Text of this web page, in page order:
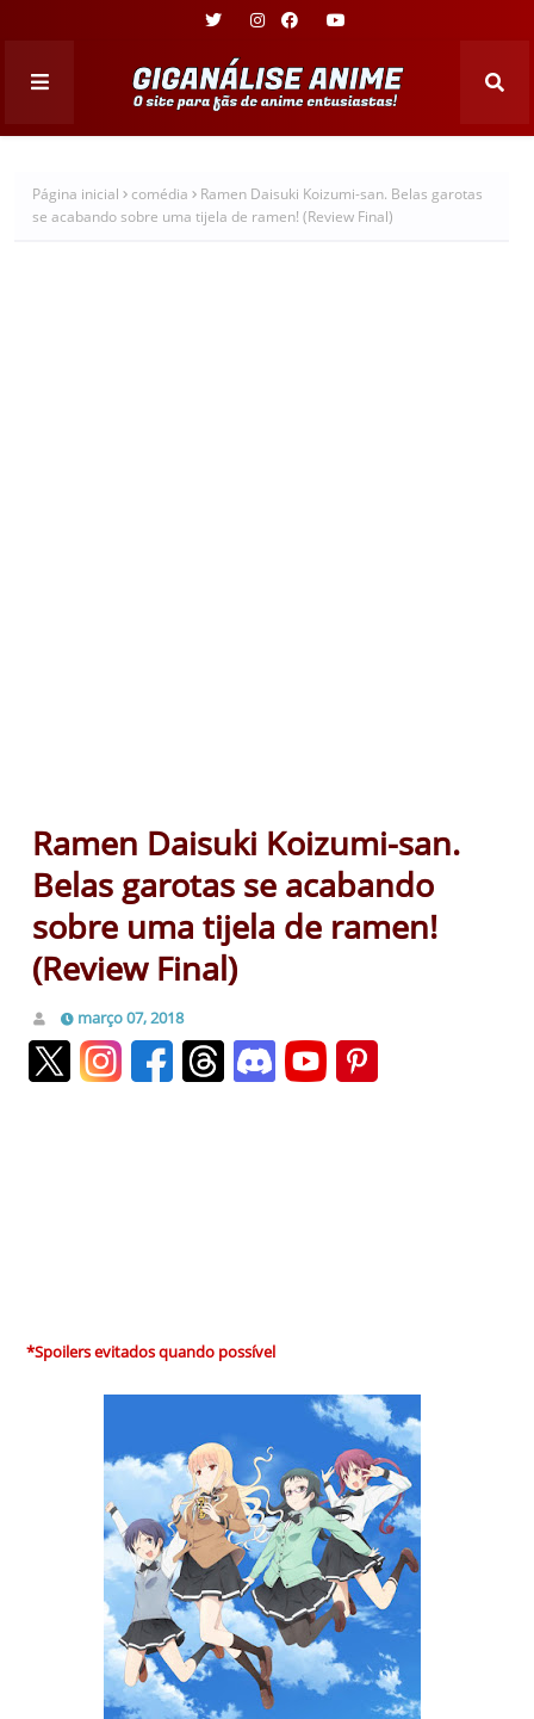
Página inicial comédia
Ramen Daisuki Koizumi-san. Belas garotas
se acabando sobre uma tijela de ramen! (Review Final)
Ramen Daisuki Koizumi-san.
Belas garotas se acabando
sobre uma tijela de ramen!
(Review Final)
março 07, 2018
*Spoilers evitados quando possível